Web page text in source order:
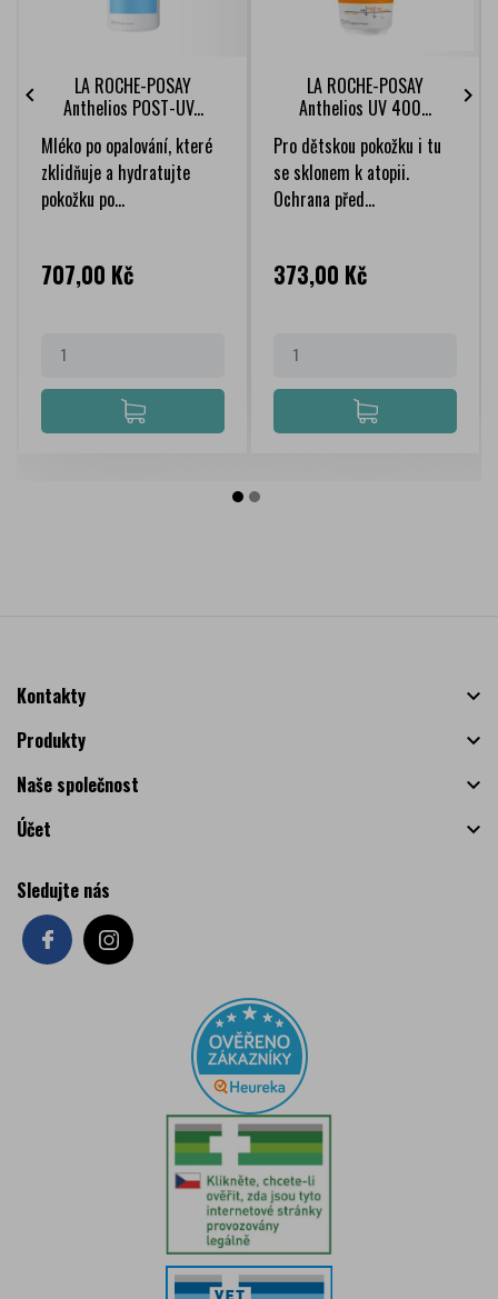
LA ROCHE-POSAY
Anthelios POST-UV...
Mléko po opalování, které
zklidňuje a hydratujte
pokožku po...
Cena
707,00 Kč
LA ROCHE-POSAY
Anthelios UV 400...
Pro dětskou pokožku i tu
se sklonem k atopii.
Ochrana před...
Cena
373,00 Kč
 
Kontakty

Produkty

Naše společnost

Účet

Sledujte nás